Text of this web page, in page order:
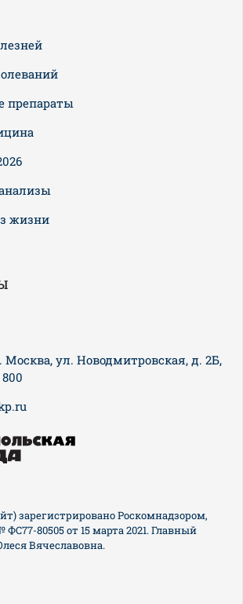
препараты
жизни
Москва, ул. Новодмитровская, д. 2Б,
зарегистрировано Роскомнадзором,
80505 от 15 марта 2021. Главный
Вячеславовна.